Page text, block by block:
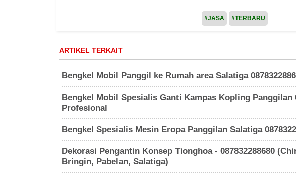
#JASA #TERBARU
ARTIKEL TERKAIT
Bengkel Mobil Panggil ke Rumah area Salatiga
Bengkel Mobil Spesialis Ganti Kampas Kopling Panggilan
Profesional
Bengkel Spesialis Mesin Eropa Panggilan Salatiga
Dekorasi Pengantin Konsep Tionghoa - 087832288680
Bringin, Pabelan, Salatiga)